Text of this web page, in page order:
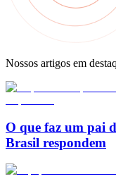
Nossos artigos em
O que faz um pai
Brasil respondem